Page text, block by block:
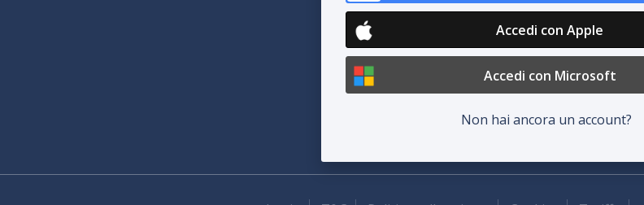
Accedi con Apple
Accedi con Microsoft
Non hai ancora un account?